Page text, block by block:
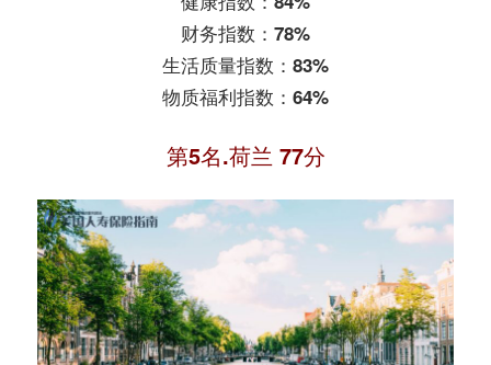
财务指数：78%
生活质量指数：83%
物质福利指数：64%
第5名.荷兰 77分